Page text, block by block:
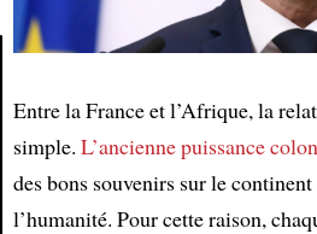
Article
Entre la France et l’Afrique, la
simple. L’ancienne puissance
des bons souvenirs sur le continent
l’humanité. Pour cette raison,